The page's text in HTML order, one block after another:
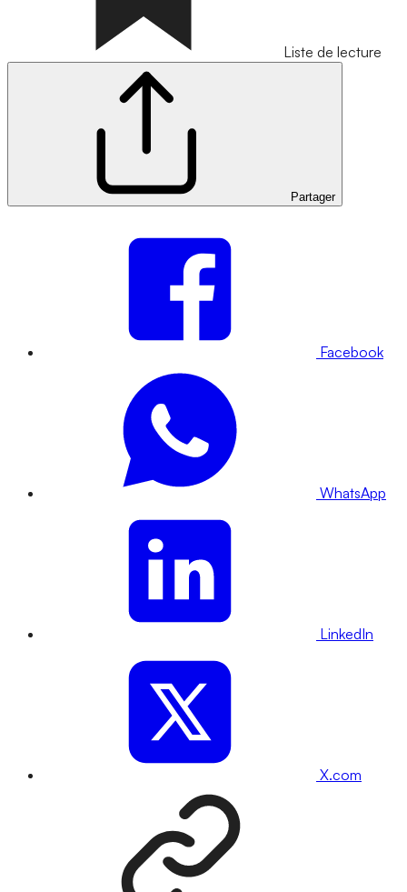
Liste de lecture
Partager
Facebook
WhatsApp
LinkedIn
X.com